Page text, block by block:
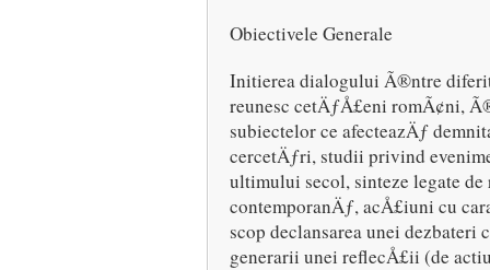
Obiectivele Generale
Initierea dialogului Ã®ntre
reunesc cetÄƒÅ£eni romÃ¢ni,
subiectelor ce afecteazÄƒ
cercetÄƒri, studii privind
ultimului secol, sinteze legate
contemporanÄƒ, acÅ£iuni cu
scop declansarea unei
generarii unei reflecÅ£ii (de